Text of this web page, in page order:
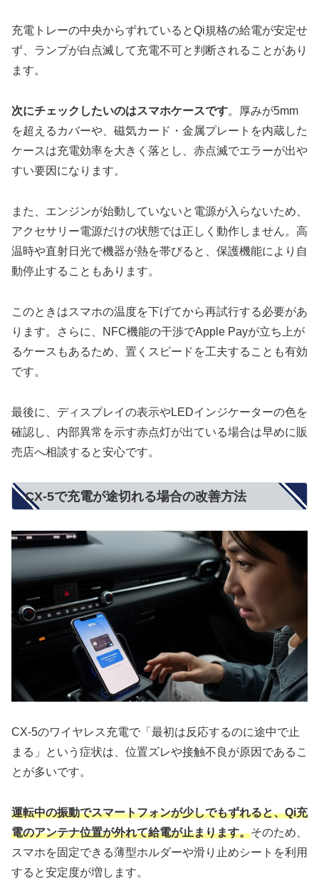
充電トレーの中央からずれているとQi規格の給電が安定せ
ず、ランプが白点滅して充電不可と判断されることがあり
ます。
次にチェックしたいのはスマホケースです。厚みが5mm
を超えるカバーや、磁気カード・金属プレートを内蔵した
ケースは充電効率を大きく落とし、赤点滅でエラーが出や
すい要因になります。
また、エンジンが始動していないと電源が入らないため、
アクセサリー電源だけの状態では正しく動作しません。高
温時や直射日光で機器が熱を帯びると、保護機能により自
動停止することもあります。
このときはスマホの温度を下げてから再試行する必要があ
ります。さらに、NFC機能の干渉でApple Payが立ち上が
るケースもあるため、置くスピードを工夫することも有効
です。
最後に、ディスプレイの表示やLEDインジケーターの色を
確認し、内部異常を示す赤点灯が出ている場合は早めに販
売店へ相談すると安心です。
CX-5で充電が途切れる場合の改善方法
CX-5のワイヤレス充電で「最初は反応するのに途中で止
まる」という症状は、位置ズレや接触不良が原因であるこ
とが多いです。
運転中の振動でスマートフォンが少しでもずれると、Qi充
電のアンテナ位置が外れて給電が止まります。そのため、
スマホを固定できる薄型ホルダーや滑り止めシートを利用
すると安定度が増します。